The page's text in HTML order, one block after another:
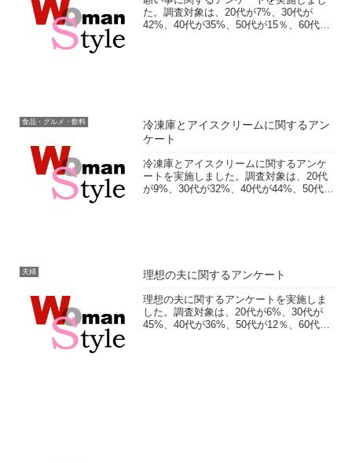
た。調査対象は、20代が7%、30代が
42%、40代が35%、50代が15％、60代以
食品・グルメ・飲料
冷凍庫とアイスクリームに関するアン
ケート
冷凍庫とアイスクリームに関するアンケ
ートを実施しました。調査対象は、20代
が9%、30代が32%、40代が44%、50代が
夫婦 理想の夫に関するアンケート
理想の夫に関するアンケートを実施しま
した。調査対象は、20代が6%、30代が
45%、40代が36%、50代が12％、60代が